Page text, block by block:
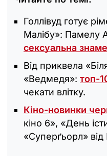
Голлівуд готує
Малібу»: Памелу
сексуальна
Від приквела
«Ведмедя»: топ-
чекати влітку.
Кіно-новинки
кіно 6», «День
«Суперґьорл» від